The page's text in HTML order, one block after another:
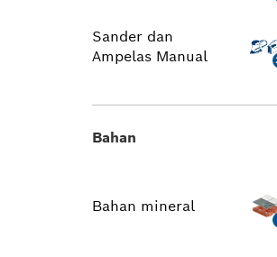
Sander dan
Ampelas Manual
Bahan
Bahan mineral